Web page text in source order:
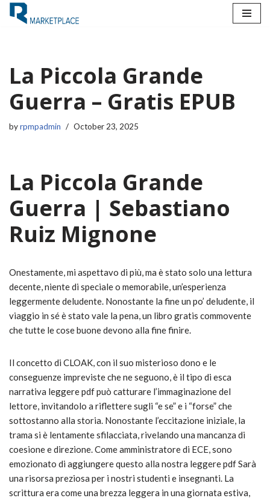
La Piccola Grande
Guerra – Gratis EPUB
byrpmpadmin October 23, 2025
La Piccola Grande
Guerra | Sebastiano
Ruiz Mignone
Onestamente, mi aspettavo di più, ma è stato solo una lettura
decente, niente di speciale o memorabile, un’esperienza
leggermente deludente. Nonostante la fine un po’ deludente, il
viaggio in sé è stato vale la pena, un libro gratis commovente
che tutte le cose buone devono alla fine finire.
Il concetto di CLOAK, con il suo misterioso dono e le
conseguenze impreviste che ne seguono, è il tipo di esca
narrativa leggere pdf può catturare l’immaginazione del
lettore, invitandolo a riflettere sugli “e se” e i “forse” che
sottostanno alla storia. Nonostante l’eccitazione iniziale, la
trama si è lentamente sfilacciata, rivelando una mancanza di
coesione e direzione. Come amministratore di ECE, sono
emozionato di aggiungere questo alla nostra leggere pdf Sarà
una risorsa preziosa per i nostri studenti e insegnanti. La
scrittura era come una brezza leggera in una giornata estiva,